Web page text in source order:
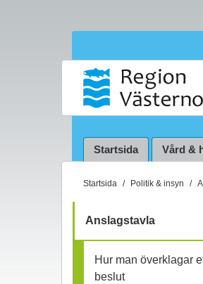
Startsida Vård &
D
ä
r
Startsida Politik & insyn
Anslagstavla
Hur man överklagar
beslut